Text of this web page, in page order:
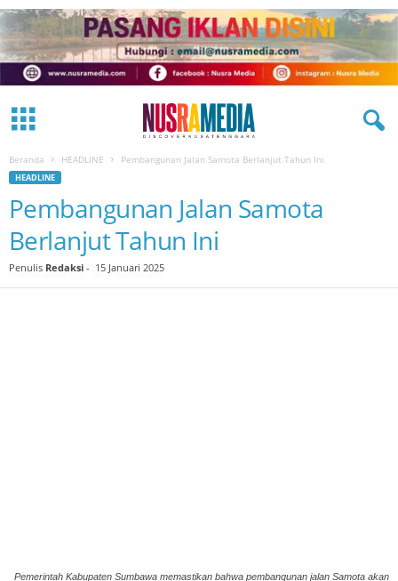
Beranda HEADLINE Pembangunan Jalan Samota Berlanjut Tahun Ini
HEADLINE
Pembangunan Jalan Samota
Berlanjut Tahun Ini
Penulis Redaksi - 15 Januari 2025
Pemerintah Kabupaten Sumbawa memastikan bahwa pembangunan jalan Samota akan